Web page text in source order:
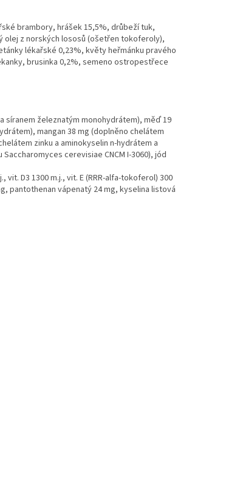
brambory, hrášek 15,5%, drůbeží tuk,
olej z norských lososů (ošetřen tokoferoly),
lékařské 0,23%, květy heřmánku pravého
brusinka 0,2%, semeno ostropestřece
síranem železnatým monohydrátem), měď 19
mangan 38 mg (doplněno chelátem
zinku a aminokyselin n-hydrátem a
cerevisiae CNCM I-3060), jód
D3 1300 m.j., vit. E (RRR-alfa-tokoferol) 300
pantothenan vápenatý 24 mg, kyselina listová